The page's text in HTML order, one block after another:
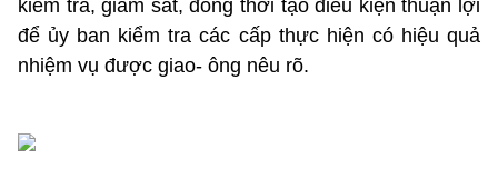
kiểm tra, giám sát, đồng thời tạo điều kiện thuận lợi
để ủy ban kiểm tra các cấp thực hiện có hiệu quả
nhiệm vụ được giao- ông nêu rõ.